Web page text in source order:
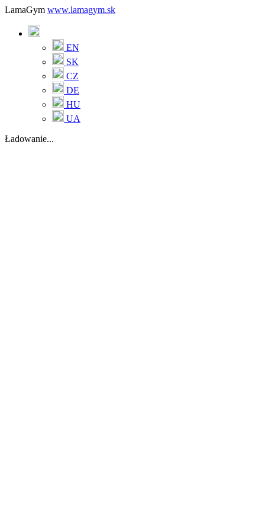
LamaGym www.lamagym.sk
EN
SK
CZ
DE
HU
UA
Ładowanie...